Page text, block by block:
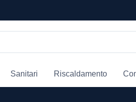
Sanitari Riscaldamento